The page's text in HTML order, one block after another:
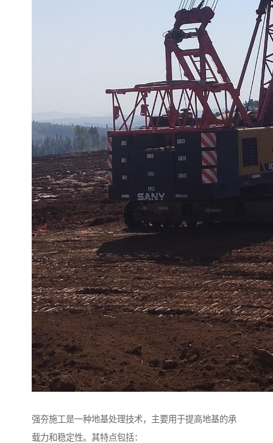
强夯施工是一种地基处理技术，主要用于提高地基的承
载力和稳定性。其特点包括：